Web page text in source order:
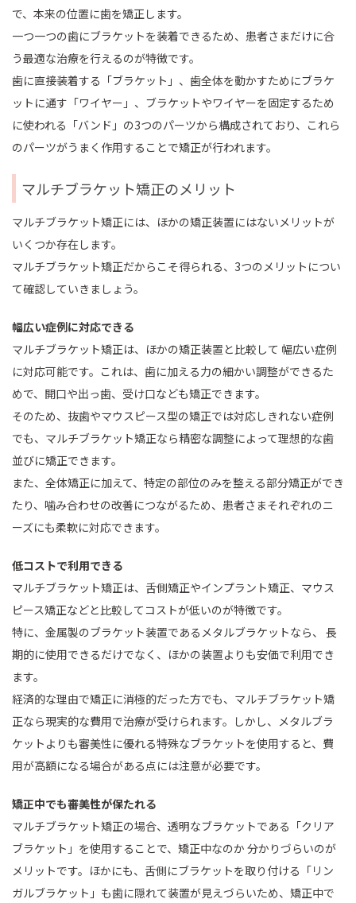
で、本来の位置に歯を矯正します。
一つ一つの歯にブラケットを装着できるため、患者さまだけに合
う最適な治療を行えるのが特徴です。
歯に直接装着する「ブラケット」、歯全体を動かすためにブラケ
ットに通す「ワイヤー」、ブラケットやワイヤーを固定するため
に使われる「バンド」の3つのパーツから構成されており、これら
のパーツがうまく作用することで矯正が行われます。
マルチブラケット矯正のメリット
マルチブラケット矯正には、ほかの矯正装置にはないメリットが
いくつか存在します。
マルチブラケット矯正だからこそ得られる、3つのメリットについ
て確認していきましょう。
幅広い症例に対応できる
マルチブラケット矯正は、ほかの矯正装置と比較して 幅広い症例
に対応可能です。これは、歯に加える力の細かい調整ができるた
めで、開口や出っ歯、受け口なども矯正できます。
そのため、抜歯やマウスピース型の矯正では対応しきれない症例
でも、マルチブラケット矯正なら精密な調整によって理想的な歯
並びに矯正できます。
また、全体矯正に加えて、特定の部位のみを整える部分矯正ができ
たり、噛み合わせの改善につながるため、患者さまそれぞれのニ
ーズにも柔軟に対応できます。
低コストで利用できる
マルチブラケット矯正は、舌側矯正やインプラント矯正、マウス
ピース矯正などと比較してコストが低いのが特徴です。
特に、金属製のブラケット装置であるメタルブラケットなら、 長
期的に使用できるだけでなく、ほかの装置よりも安価で利用でき
ます。
経済的な理由で矯正に消極的だった方でも、マルチブラケット矯
正なら現実的な費用で治療が受けられます。しかし、メタルブラ
ケットよりも審美性に優れる特殊なブラケットを使用すると、費
用が高額になる場合がある点には注意が必要です。
矯正中でも審美性が保たれる
マルチブラケット矯正の場合、透明なブラケットである「クリア
ブラケット」を使用することで、矯正中なのか 分かりづらいのが
メリットです。ほかにも、舌側にブラケットを取り付ける「リン
ガルブラケット」も歯に隠れて装置が見えづらいため、矯正中で